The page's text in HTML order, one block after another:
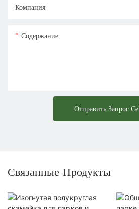
Компания
Содержание
Отправить Запрос
Связанные Продукты